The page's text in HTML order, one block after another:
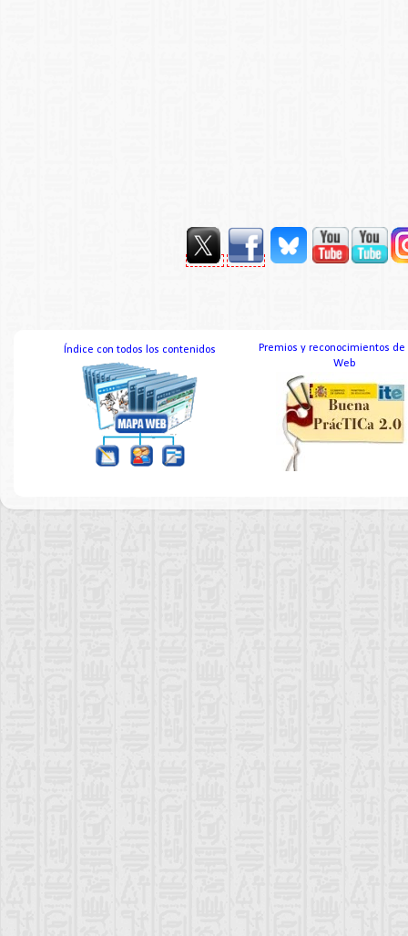
Índice con todos los contenidos
Premios y reconocimientos
Web